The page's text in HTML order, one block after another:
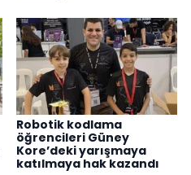
Robotik kodlama
öğrencileri Güney
Kore’deki yarışmaya
katılmaya hak kazandı